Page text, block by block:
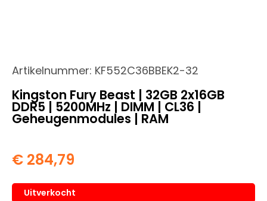
Artikelnummer: KF552C36BBEK2-32
Kingston Fury Beast | 32GB 2x16GB
DDR5 | 5200MHz | DIMM | CL36 |
Geheugenmodules | RAM
€ 284,79
Uitverkocht